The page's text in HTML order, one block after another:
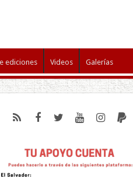
ediciones Videos Galerías